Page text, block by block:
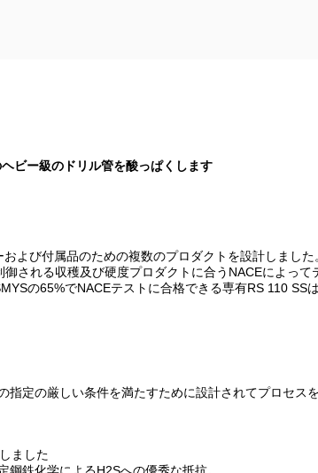
ビー級のドリル管を酸っぱくします
よび付属品のための複数のプロダクトを設計しまし
される収穫及び硬度プロダクトに合うNACEによって
の65%でNACEテストに合格できる専有RS 110 SS
定の厳しい条件を満たすために設計されてプロセス
ました